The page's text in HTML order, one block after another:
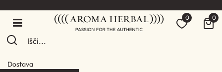
0 0
Dostava